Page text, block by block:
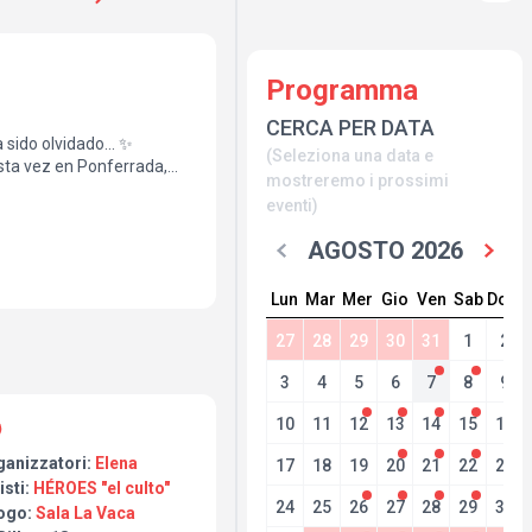
olvidado... ✨
vez en Ponferrada,
que nunca.
fiel y apasionado a
español resonará como
viva.
Elena
HÉROES "el culto"
Sala La Vaca
Programma
CERCA PER DATA
(Seleziona una data e
mostreremo i prossimi
eventi)
AGOSTO 2026
Lun Mar Mer Gio Ven Sab Dom
27 28 29 30 31 1 2
3 4 5 6 7 8 9
10 11 12 13 14 15 16
17 18 19 20 21 22 23
24 25 26 27 28 29 30